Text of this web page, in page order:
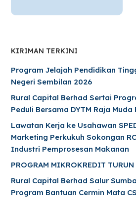
KIRIMAN TERKINI
Program Jelajah Pendidikan
Negeri Sembilan 2026
Rural Capital Berhad Sertai
Peduli Bersama DYTM Raja Muda
Lawatan Kerja ke Usahawan
Marketing Perkukuh Sokongan
Industri Pemprosesan Makanan
PROGRAM MIKROKREDIT TURUN
Rural Capital Berhad Salur
Program Bantuan Cermin Mata